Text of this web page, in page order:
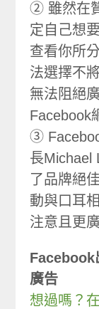
② 雖然在
定自己想
查看你所
法選擇不
無法阻絕
Facebook
③
長Michael
了品牌絕
動與口耳
注意且更
Facebook
廣告
想過嗎？